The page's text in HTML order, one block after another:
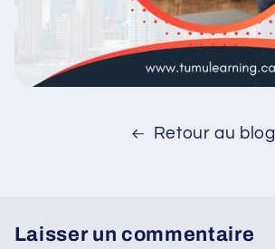
Retour au blog
Laisser un commentaire